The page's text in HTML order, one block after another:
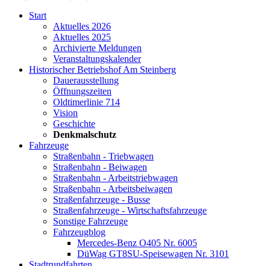
Start
Aktuelles 2026
Aktuelles 2025
Archivierte Meldungen
Veranstaltungskalender
Historischer Betriebshof Am Steinberg
Dauerausstellung
Öffnungszeiten
Oldtimerlinie 714
Vision
Geschichte
Denkmalschutz
Fahrzeuge
Straßenbahn - Triebwagen
Straßenbahn - Beiwagen
Straßenbahn - Arbeitstriebwagen
Straßenbahn - Arbeitsbeiwagen
Straßenfahrzeuge - Busse
Straßenfahrzeuge - Wirtschaftsfahrzeuge
Sonstige Fahrzeuge
Fahrzeugblog
Mercedes-Benz O405 Nr. 6005
DüWag GT8SU-Speisewagen Nr. 3101